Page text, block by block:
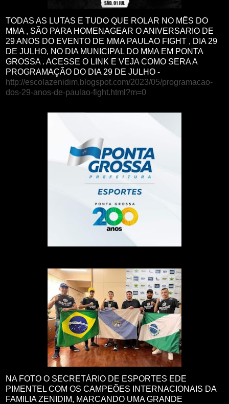
TODAS AS LUTAS E TUDO QUE ROLAR NO MÊS DO
MMA , SÃO PARA HOMENAGEAR O ANIVERSARIO DE
29 ANOS DO EVENTO DE MMA PAULAO FIGHT , DIA 29
DE JULHO, NO DIA MUNICIPAL DO MMA EM PONTA
GROSSA . ACESSE O LINK E VEJA COMO SERA A
PROGRAMAÇÃO DO DIA 29 DE JULHO -
http://escolazenidim.blogspot.com/2023/05/programacao-
dos-29-anos-de-paulao-fight.html?m=0
NA FOTO O SECRETÁRIO DE ESPORTES EDE
PIMENTEL COM OS CAMPEÕES INTERNACIONAIS DA
FAMILIA ZENIDIM, MARCANDO UMA GRANDE